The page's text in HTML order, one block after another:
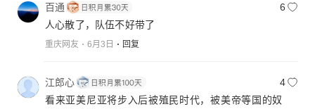
百通
6
人心散了，队伍不好带了
重庆网友 6月3日 回复
江郎心
4
看来亚美尼亚将步入后被殖民时代，被美帝等国的奴